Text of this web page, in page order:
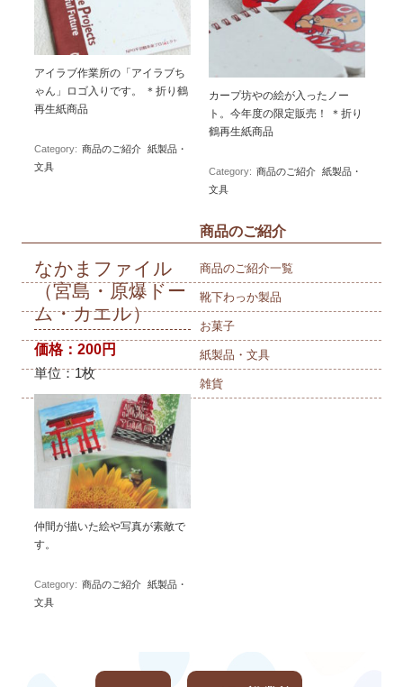
アイラブ作業所の「アイラブち
ゃん」ロゴ入りです。 ＊折り鶴
再生紙商品
Category: 商品のご紹介 紙製品・
文具
カープ坊やの絵が入ったノー
ト。今年度の限定販売！ ＊折り
鶴再生紙商品
Category: 商品のご紹介 紙製品・
文具
なかまファイル
（宮島・原爆ドー
ム・カエル）
価格：200円
単位：1枚
仲間が描いた絵や写真が素敵で
す。
Category: 商品のご紹介 紙製品・
文具
商品のご紹介
商品のご紹介一覧
靴下わっか製品
お菓子
紙製品・文具
雑貨